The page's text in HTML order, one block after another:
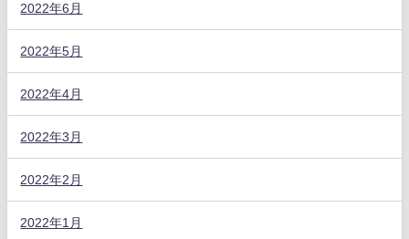
2022年6月
2022年5月
2022年4月
2022年3月
2022年2月
2022年1月